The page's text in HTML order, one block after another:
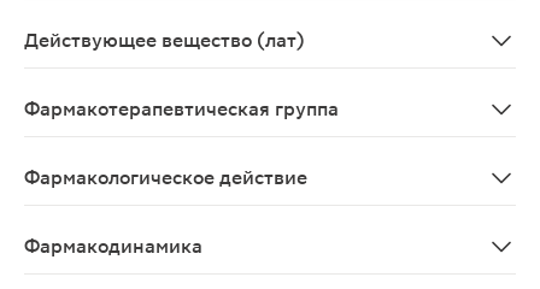
Действующее вещество (лат)
Фармакотерапевтическая группа
Фармакологическое действие
Фармакодинамика